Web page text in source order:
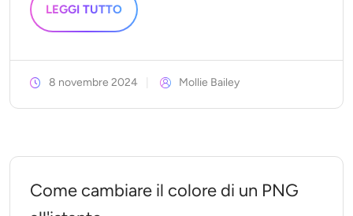
LEGGI TUTTO
8 novembre 2024 Mollie Bailey
Come cambiare il colore di un PNG